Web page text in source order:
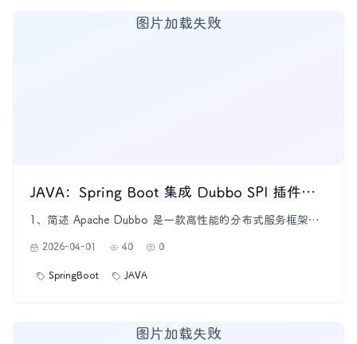
图片加载失败
JAVA：Spring Boot 集成 Dubbo SPI 插件机制
1、简述 Apache Dubbo 是一款高性能的分布式服务框架，
机制。Dubbo SPI 相较于 Java SPI 具有 更强的扩展性 和 更
高的性能，通过其增强的能力可以实现服务的自定义加载逻
辑、自动注入、AOP 等功能。 样例代码
2026-04-01 40 0
SpringBoot JAVA
图片加载失败